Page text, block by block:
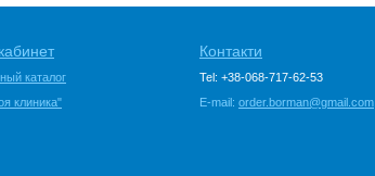
каталог
клиника"
Контакти
Tel: +38-068-717-62-53
E-mail: order.borman@gmail.com